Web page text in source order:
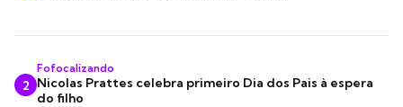
2
Fofocalizando
Nicolas Prattes celebra primeiro Dia dos Pais à espera
do filho